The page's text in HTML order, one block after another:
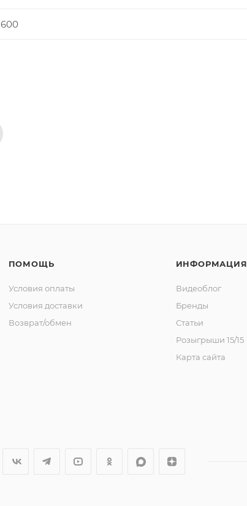
600
ПОМОЩЬ
Условия оплаты
Условия доставки
Возврат/обмен
ИНФОРМАЦИЯ
Видеоблог
Бренды
Статьи
Розыгрыши 15/15
Карта сайта